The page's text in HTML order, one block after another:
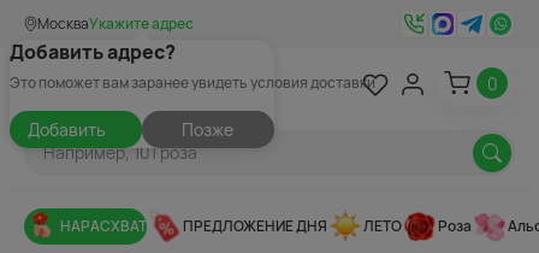
МоскваУкажите адрес
Добавить адрес?
Это поможет вам заранее увидеть условия доставки
Добавить Позже
0
НАРАСХВАТ ПРЕДЛОЖЕНИЕ ДНЯ ЛЕТО Роза